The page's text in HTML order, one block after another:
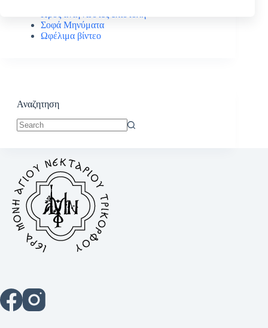
Σοφά Μηνύματα
Ωφέλιμα βίντεο
Αναζητηση